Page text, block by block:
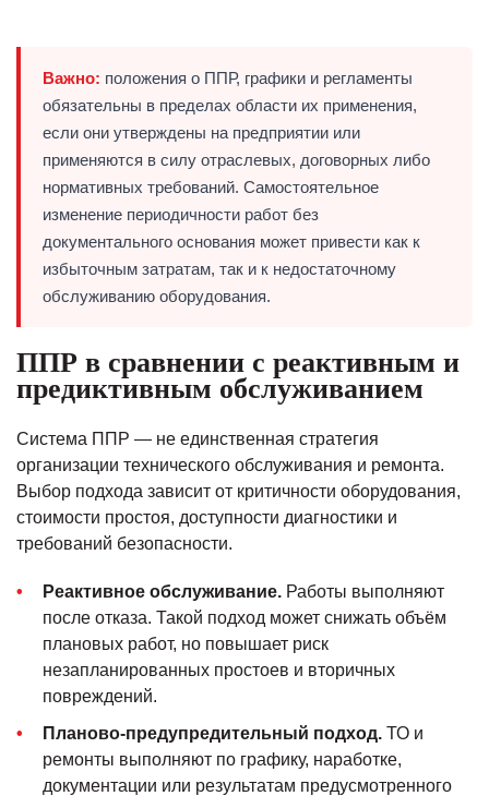
Важно: положения о ППР, графики и регламенты
обязательны в пределах области их применения,
если они утверждены на предприятии или
применяются в силу отраслевых, договорных либо
нормативных требований. Самостоятельное
изменение периодичности работ без
документального основания может привести как к
избыточным затратам, так и к недостаточному
обслуживанию оборудования.
ППР в сравнении с реактивным и
предиктивным обслуживанием
Система ППР — не единственная стратегия
организации технического обслуживания и ремонта.
Выбор подхода зависит от критичности оборудования,
стоимости простоя, доступности диагностики и
требований безопасности.
Реактивное обслуживание. Работы выполняют
после отказа. Такой подход может снижать объём
плановых работ, но повышает риск
незапланированных простоев и вторичных
повреждений.
Планово-предупредительный подход. ТО и
ремонты выполняют по графику, наработке,
документации или результатам предусмотренного